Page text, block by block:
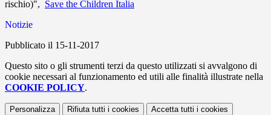
rischio)", Save the Children Italia
Notizie
Pubblicato il 15-11-2017
Questo sito o gli strumenti terzi da questo utilizzati si avvalgono di
cookie necessari al funzionamento ed utili alle finalità illustrate nella
COOKIE POLICY.
Personalizza Rifiuta tutti i cookies Accetta tutti i cookies